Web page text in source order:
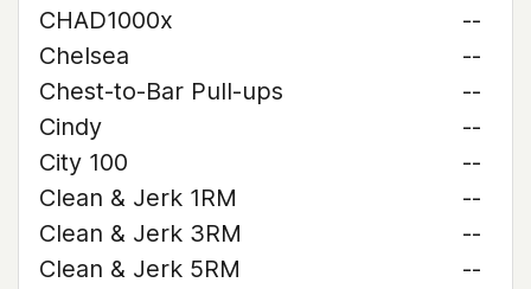
CHAD1000x
--
Chelsea
--
Chest-to-Bar Pull-ups
--
Cindy
--
City 100
--
Clean & Jerk 1RM
--
Clean & Jerk 3RM
--
Clean & Jerk 5RM
--